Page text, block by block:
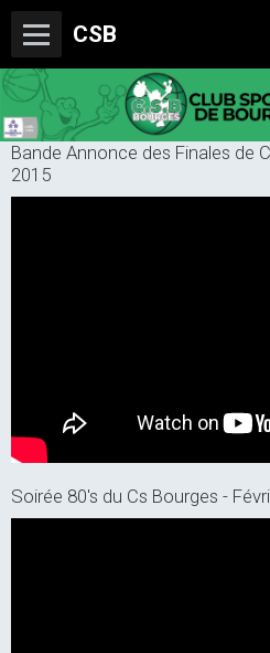
CSB
Trophée SORCELLE ABEILLE
PHOTOS
FroogyNews
Bande Annonce des Finales de
2015
Soirée 80's du Cs Bourges -